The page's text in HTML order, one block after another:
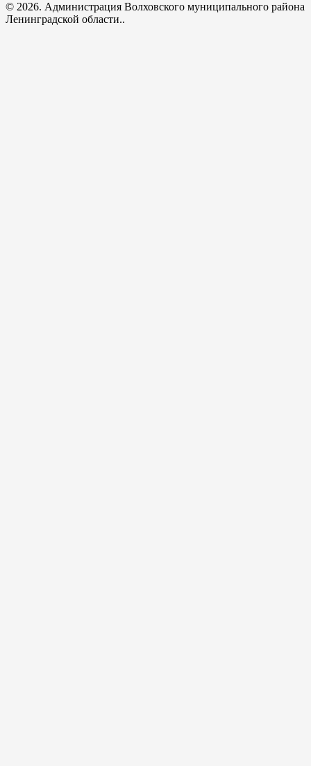
© 2026. Администрация Волховского муниципального района
Ленинградской области..